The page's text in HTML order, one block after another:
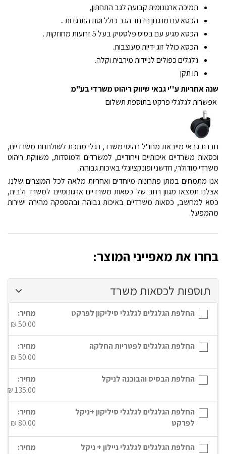
תמיכה ארגונומית קבועה לגב התחתון,
הכסא עם מנגנון נידנוד הגב כולל וסת התנגדות ..
הכסא מגיע עם בסיס פלסטיק בעל 5 זרועות מחוזקות .
הכסא כולל זוג ידיות מעוצבות.
גלגלים כפולים לניידות מירבית וקלה.
תו תקן
שנה אחריות ע''י גבאי שיווק ריהוט משרדי בע"מ
אפשרות לגלגלי פרקט בתוספת תשלום
חברת גבאי מייבאת מחו"ל רהיטי משרד, רגלי מתכת לשולחנות משרדיים,
וכסאות משרדיים איכותיים וייחודיים, למשרדים ולמוסדות, משווקת ריהוט
משרדי מודולרי, חדשני ופונקציונלי באיכות גבוהה.
אנו מתמחים במתן פתרונות מיוחדים ואחריות מלאה לכל המוצרים שלנו.
אצלנו תמצאו מגוון רחב של כסאות משרדיים ארגונומיים למשרד ולבית,
כסא למחשב, כסאות משרדיים באיכות גבוהה ובהספקה מהירה ישירות
מהמפעל.
בחרו את מאפייני המוצר:
תוספות לכסאות משרד
החלפת הגלגלים לגלגלי סיליקון לפרקט
מחיר:
50.00
₪
החלפת הגלגלים לפטריות החלקה
מחיר:
50.00
₪
החלפת הבסיס והבוכנה לניקל
מחיר:
135.00
₪
החלפת הגלגלים לגלגלי סיליקון +ניקל
לפרקט
מחיר:
80.00
₪
החלפת הגלגלים לגלגלי ניילון + ניקל
מחיר: